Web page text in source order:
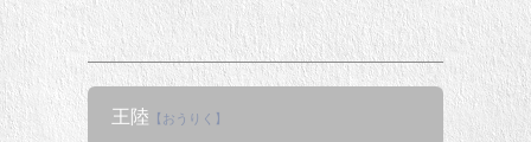
王陸 【おうりく】